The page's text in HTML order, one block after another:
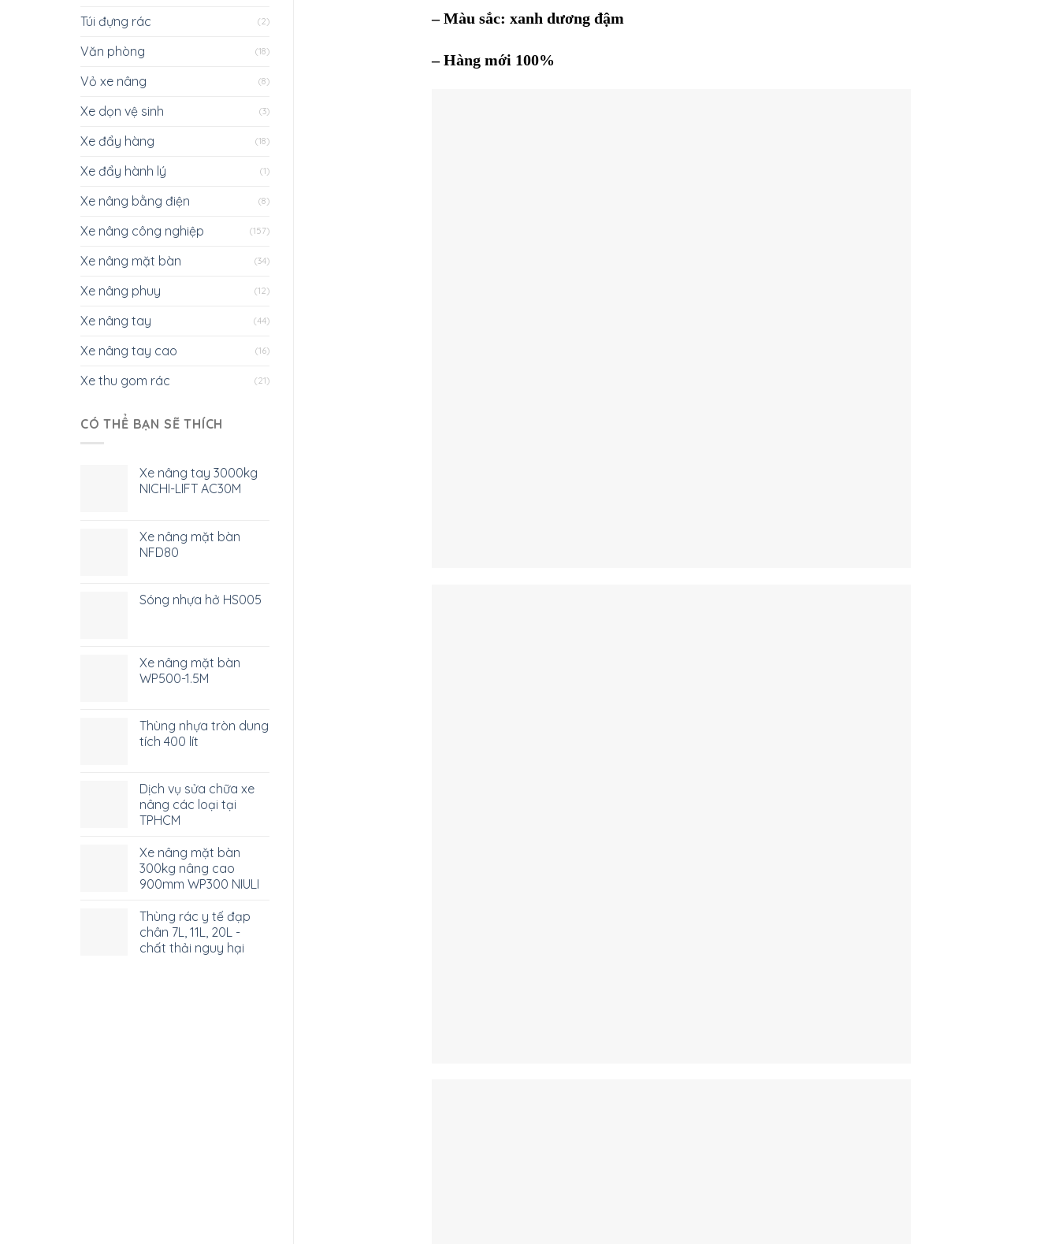
Túi đựng rác (2)
Văn phòng (18)
Vỏ xe nâng (8)
Xe dọn vệ sinh (3)
Xe đẩy hàng (18)
Xe đẩy hành lý (1)
Xe nâng bằng điện (8)
Xe nâng công nghiệp (157)
Xe nâng mặt bàn (34)
Xe nâng phuy (12)
Xe nâng tay (44)
Xe nâng tay cao (16)
Xe thu gom rác (21)
CÓ THỂ BẠN SẼ THÍCH
Xe nâng tay 3000kg
NICHI-LIFT AC30M
Xe nâng mặt bàn
NFD80
Sóng nhựa hở HS005
Xe nâng mặt bàn
WP500-1.5M
Thùng nhựa tròn dung
tích 400 lít
Dịch vụ sửa chữa xe
nâng các loại tại
TPHCM
Xe nâng mặt bàn
300kg nâng cao
900mm WP300 NIULI
Thùng rác y tế đạp
chân 7L, 11L, 20L -
chất thải nguy hại
– Màu sắc: xanh dương đậm
– Hàng mới 100%